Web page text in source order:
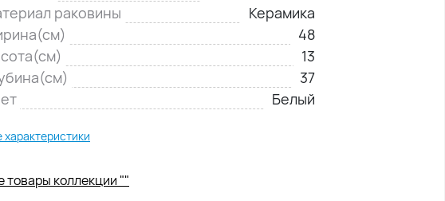
раковины
Керамика
48
13
37
Белый
характеристики
товары коллекции ""